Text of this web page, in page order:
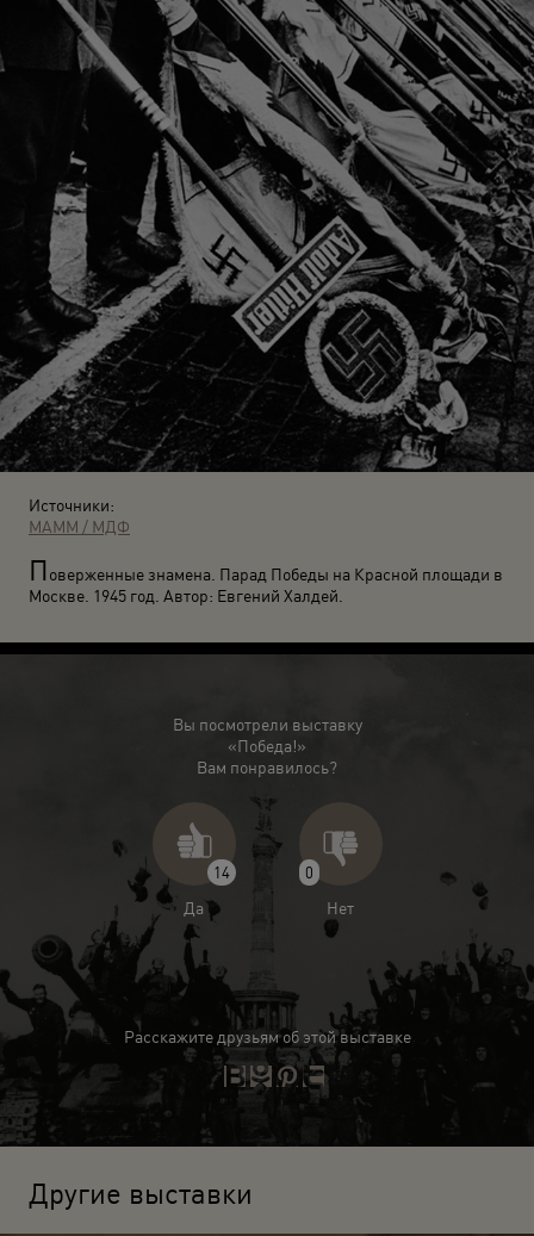
Источники:
МАММ / МДФ
Поверженные знамена. Парад Победы на Красной площади в
Москве. 1945 год. Автор: Евгений Халдей.
Вы посмотрели выставку
«Победа!»
Вам понравилось?
14
Да
0
Нет
Расскажите друзьям об этой выставке
Другие выставки